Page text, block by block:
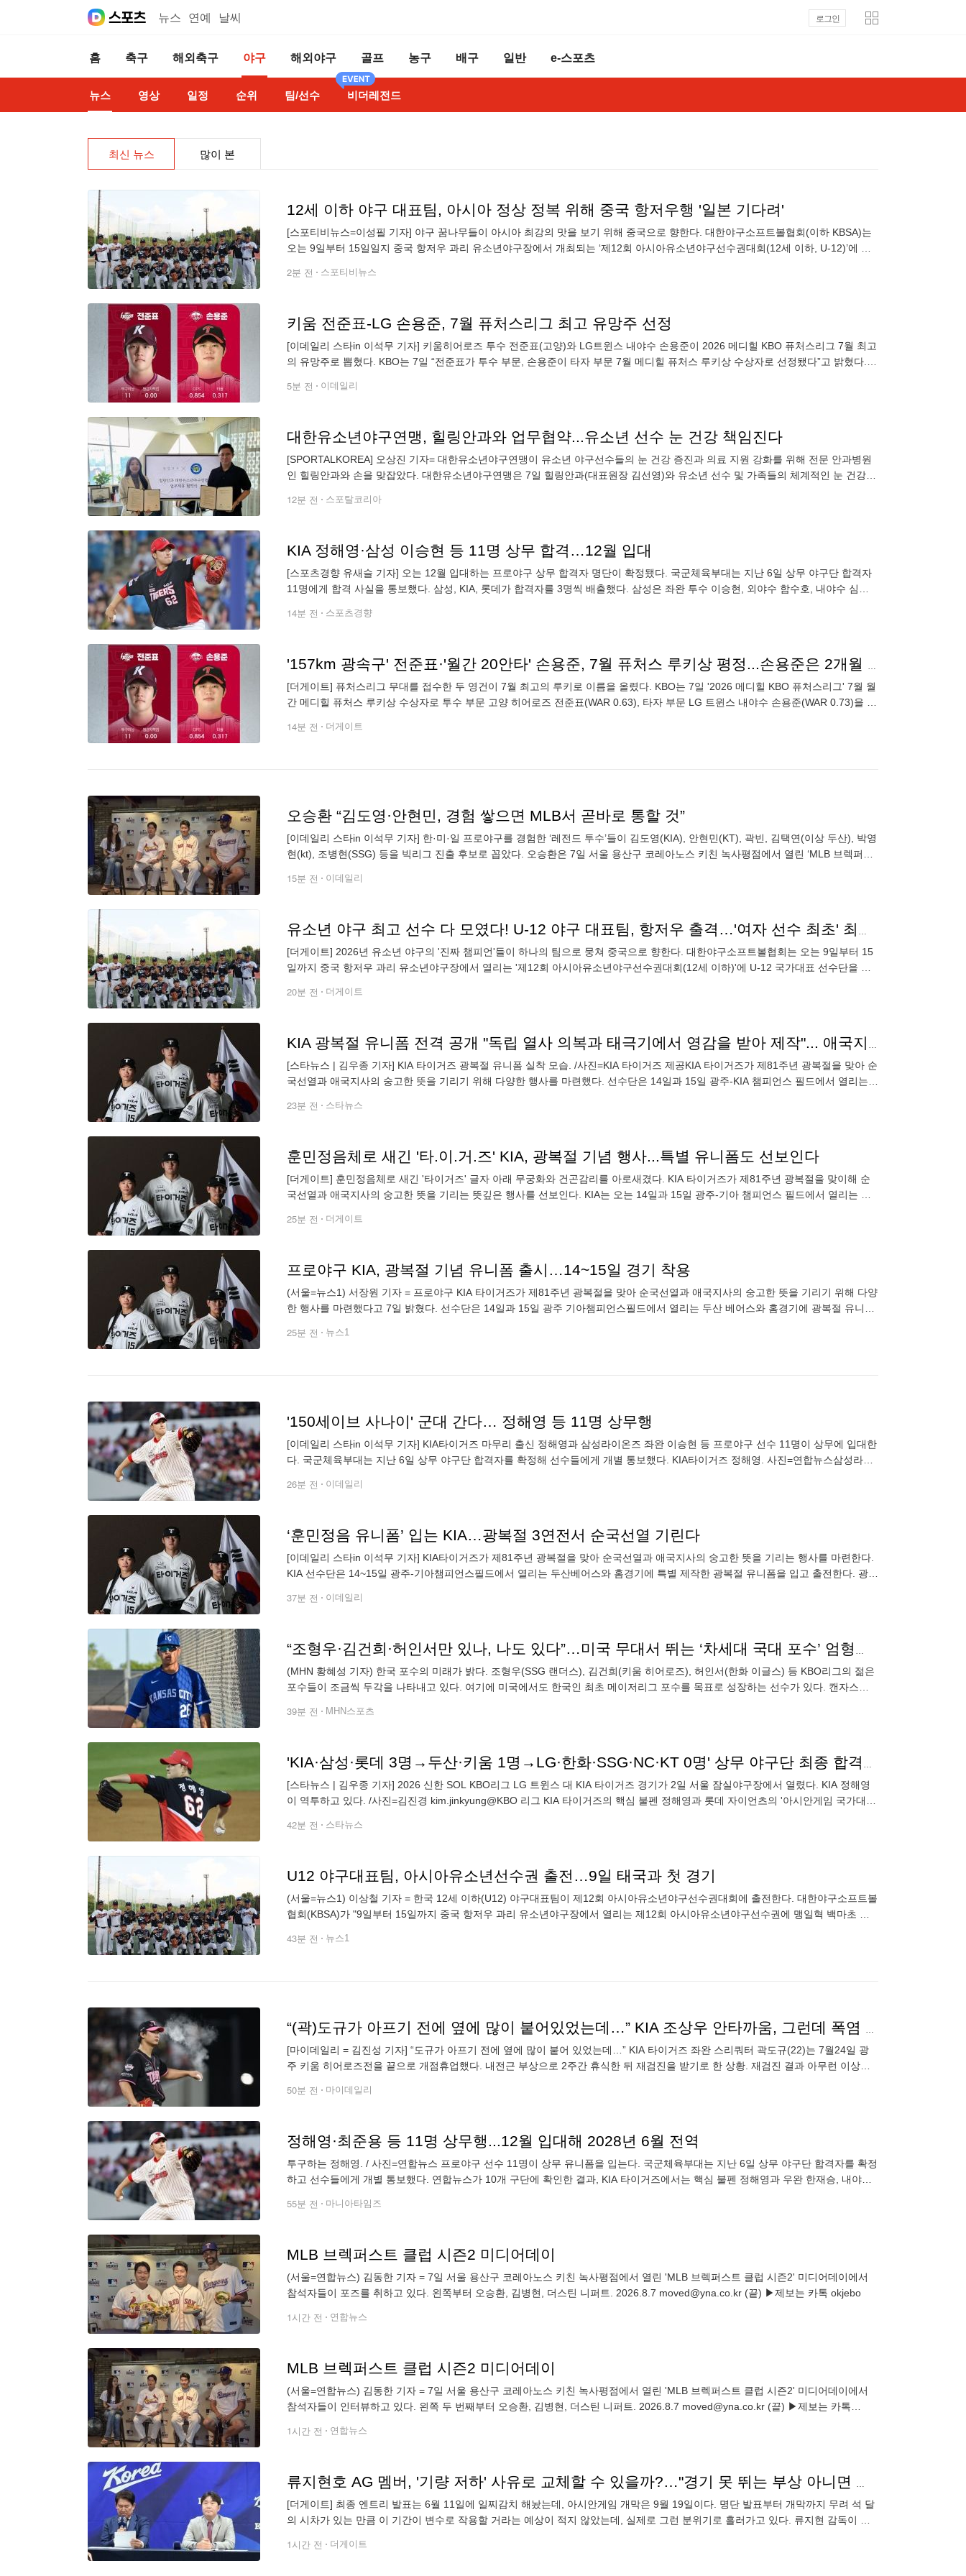
뉴스 연예 날씨 로그인
홈 축구 해외축구 야구 해외야구 골프 농구 배구 일반 e-스포츠
뉴스 영상 일정 순위 팀/선수 비더레전드
최신 뉴스 많이 본
12세 이하 야구 대표팀, 아시아 정상 정복 위해 중국 항저우행 '일본 기다려'
[스포티비뉴스=이성필 기자] 야구 꿈나무들이 아시아 최강의 맛을 보기 위해 중국으로 향한다. 대한야구소프트볼협회(이하 KBSA)는
오는 9일부터 15일일지 중국 항저우 과리 유소년야구장에서 개최되는 ‘제12회 아시아유소년야구선수권대회(12세 이하, U-12)’에 참
2분 전 스포티비뉴스
키움 전준표-LG 손용준, 7월 퓨처스리그 최고 유망주 선정
[이데일리 스타in 이석무 기자] 키움히어로즈 투수 전준표(고양)와 LG트윈스 내야수 손용준이 2026 메디힐 KBO 퓨처스리그 7월 최고
의 유망주로 뽑혔다. KBO는 7일 “전준표가 투수 부문, 손용준이 타자 부문 7월 메디힐 퓨처스 루키상 수상자로 선정됐다”고 밝혔다.
5분 전 이데일리
대한유소년야구연맹, 힐링안과와 업무협약...유소년 선수 눈 건강 책임진다
[SPORTALKOREA] 오상진 기자= 대한유소년야구연맹이 유소년 야구선수들의 눈 건강 증진과 의료 지원 강화를 위해 전문 안과병원
인 힐링안과와 손을 맞잡았다. 대한유소년야구연맹은 7일 힐링안과(대표원장 김선영)와 유소년 선수 및 가족들의 체계적인 눈 건강
12분 전 스포탈코리아
KIA 정해영·삼성 이승현 등 11명 상무 합격…12월 입대
[스포츠경향 유새슬 기자] 오는 12월 입대하는 프로야구 상무 합격자 명단이 확정됐다. 국군체육부대는 지난 6일 상무 야구단 합격자
11명에게 합격 사실을 통보했다. 삼성, KIA, 롯데가 합격자를 3명씩 배출했다. 삼성은 좌완 투수 이승현, 외야수 함수호, 내야수 심재
14분 전 스포츠경향
'157km 광속구' 전준표·'월간 20안타' 손용준, 7월 퓨처스 루키상 평정...손용준은 2개월 연속 수상
[더게이트] 퓨처스리그 무대를 접수한 두 영건이 7월 최고의 루키로 이름을 올렸다. KBO는 7일 '2026 메디힐 KBO 퓨처스리그' 7월 월
간 메디힐 퓨처스 루키상 수상자로 투수 부문 고양 히어로즈 전준표(WAR 0.63), 타자 부문 LG 트윈스 내야수 손용준(WAR 0.73)을 선
14분 전 더게이트
오승환 “김도영·안현민, 경험 쌓으면 MLB서 곧바로 통할 것”
[이데일리 스타in 이석무 기자] 한·미·일 프로야구를 경험한 ‘레전드 투수’들이 김도영(KIA), 안현민(KT), 곽빈, 김택연(이상 두산), 박영
현(kt), 조병현(SSG) 등을 빅리그 진출 후보로 꼽았다. 오승환은 7일 서울 용산구 코레아노스 키친 녹사평점에서 열린 ‘MLB 브렉퍼스
15분 전 이데일리
유소년 야구 최고 선수 다 모였다! U-12 야구 대표팀, 항저우 출격…'여자 선수 최초' 최서윤도 합류
[더게이트] 2026년 유소년 야구의 '진짜 챔피언'들이 하나의 팀으로 뭉쳐 중국으로 향한다. 대한야구소프트볼협회는 오는 9일부터 15
일까지 중국 항저우 과리 유소년야구장에서 열리는 '제12회 아시아유소년야구선수권대회(12세 이하)'에 U-12 국가대표 선수단을 파
20분 전 더게이트
KIA 광복절 유니폼 전격 공개 "독립 열사 의복과 태극기에서 영감을 받아 제작"... 애국지사 후손 시구 나선다
[스타뉴스 | 김우종 기자] KIA 타이거즈 광복절 유니폼 실착 모습. /사진=KIA 타이거즈 제공KIA 타이거즈가 제81주년 광복절을 맞아 순
국선열과 애국지사의 숭고한 뜻을 기리기 위해 다양한 행사를 마련했다. 선수단은 14일과 15일 광주-KIA 챔피언스 필드에서 열리는
23분 전 스타뉴스
훈민정음체로 새긴 '타.이.거.즈' KIA, 광복절 기념 행사...특별 유니폼도 선보인다
[더게이트] 훈민정음체로 새긴 '타이거즈' 글자 아래 무궁화와 건곤감리를 아로새겼다. KIA 타이거즈가 제81주년 광복절을 맞이해 순
국선열과 애국지사의 숭고한 뜻을 기리는 뜻깊은 행사를 선보인다. KIA는 오는 14일과 15일 광주-기아 챔피언스 필드에서 열리는 두
25분 전 더게이트
프로야구 KIA, 광복절 기념 유니폼 출시…14~15일 경기 착용
(서울=뉴스1) 서장원 기자 = 프로야구 KIA 타이거즈가 제81주년 광복절을 맞아 순국선열과 애국지사의 숭고한 뜻을 기리기 위해 다양
한 행사를 마련했다고 7일 밝혔다. 선수단은 14일과 15일 광주 기아챔피언스필드에서 열리는 두산 베어스와 홈경기에 광복절 유니폼
25분 전 뉴스1
'150세이브 사나이' 군대 간다… 정해영 등 11명 상무행
[이데일리 스타in 이석무 기자] KIA타이거즈 마무리 출신 정해영과 삼성라이온즈 좌완 이승현 등 프로야구 선수 11명이 상무에 입대한
다. 국군체육부대는 지난 6일 상무 야구단 합격자를 확정해 선수들에게 개별 통보했다. KIA타이거즈 정해영. 사진=연합뉴스삼성라이
26분 전 이데일리
‘훈민정음 유니폼’ 입는 KIA…광복절 3연전서 순국선열 기린다
[이데일리 스타in 이석무 기자] KIA타이거즈가 제81주년 광복절을 맞아 순국선열과 애국지사의 숭고한 뜻을 기리는 행사를 마련한다.
KIA 선수단은 14~15일 광주-기아챔피언스필드에서 열리는 두산베어스와 홈경기에 특별 제작한 광복절 유니폼을 입고 출전한다. 광복
37분 전 이데일리
“조형우·김건희·허인서만 있나, 나도 있다”…미국 무대서 뛰는 ‘차세대 국대 포수’ 엄형찬, 2타점 2루타+도루 저지
(MHN 황혜성 기자) 한국 포수의 미래가 밝다. 조형우(SSG 랜더스), 김건희(키움 히어로즈), 허인서(한화 이글스) 등 KBO리그의 젊은
포수들이 조금씩 두각을 나타내고 있다. 여기에 미국에서도 한국인 최초 메이저리그 포수를 목표로 성장하는 선수가 있다. 캔자스시
39분 전 MHN스포츠
'KIA·삼성·롯데 3명→두산·키움 1명→LG·한화·SSG·NC·KT 0명' 상무 야구단 최종 합격자 명단 '총 11명' 발표
[스타뉴스 | 김우종 기자] 2026 신한 SOL KBO리그 LG 트윈스 대 KIA 타이거즈 경기가 2일 서울 잠실야구장에서 열렸다. KIA 정해영
이 역투하고 있다. /사진=김진경 kim.jinkyung@KBO 리그 KIA 타이거즈의 핵심 불펜 정해영과 롯데 자이언츠의 '아시안게임 국가대표'
42분 전 스타뉴스
U12 야구대표팀, 아시아유소년선수권 출전…9일 태국과 첫 경기
(서울=뉴스1) 이상철 기자 = 한국 12세 이하(U12) 야구대표팀이 제12회 아시아유소년야구선수권대회에 출전한다. 대한야구소프트볼
협회(KBSA)가 "9일부터 15일까지 중국 항저우 과리 유소년야구장에서 열리는 제12회 아시아유소년야구선수권에 맹일혁 백마초 감
43분 전 뉴스1
“(곽)도규가 아프기 전에 옆에 많이 붙어있었는데…” KIA 조상우 안타까움, 그런데 폭염 브레이크에 ‘상황 돌변’
[마이데일리 = 김진성 기자] “도규가 아프기 전에 옆에 많이 붙어 있었는데…” KIA 타이거즈 좌완 스리쿼터 곽도규(22)는 7월24일 광
주 키움 히어로즈전을 끝으로 개점휴업했다. 내전근 부상으로 2주간 휴식한 뒤 재검진을 받기로 한 상황. 재검진 결과 아무런 이상이
50분 전 마이데일리
정해영·최준용 등 11명 상무행...12월 입대해 2028년 6월 전역
투구하는 정해영. / 사진=연합뉴스 프로야구 선수 11명이 상무 유니폼을 입는다. 국군체육부대는 지난 6일 상무 야구단 합격자를 확정
하고 선수들에게 개별 통보했다. 연합뉴스가 10개 구단에 확인한 결과, KIA 타이거즈에서는 핵심 불펜 정해영과 우완 한재승, 내야수
55분 전 마니아타임즈
MLB 브렉퍼스트 클럽 시즌2 미디어데이
(서울=연합뉴스) 김동한 기자 = 7일 서울 용산구 코레아노스 키친 녹사평점에서 열린 'MLB 브렉퍼스트 클럽 시즌2' 미디어데이에서
참석자들이 포즈를 취하고 있다. 왼쪽부터 오승환, 김병현, 더스틴 니퍼트. 2026.8.7 moved@yna.co.kr (끝) ▶제보는 카톡 okjebo
1시간 전 연합뉴스
MLB 브렉퍼스트 클럽 시즌2 미디어데이
(서울=연합뉴스) 김동한 기자 = 7일 서울 용산구 코레아노스 키친 녹사평점에서 열린 'MLB 브렉퍼스트 클럽 시즌2' 미디어데이에서
참석자들이 인터뷰하고 있다. 왼쪽 두 번째부터 오승환, 김병현, 더스틴 니퍼트. 2026.8.7 moved@yna.co.kr (끝) ▶제보는 카톡
1시간 전 연합뉴스
류지현호 AG 멤버, '기량 저하' 사유로 교체할 수 있을까?…"경기 못 뛰는 부상 아니면 불가능"
[더게이트] 최종 엔트리 발표는 6월 11일에 일찌감치 해놨는데, 아시안게임 개막은 9월 19일이다. 명단 발표부터 개막까지 무려 석 달
의 시차가 있는 만큼 이 기간이 변수로 작용할 거라는 예상이 적지 않았는데, 실제로 그런 분위기로 흘러가고 있다. 류지현 감독이 이
1시간 전 더게이트